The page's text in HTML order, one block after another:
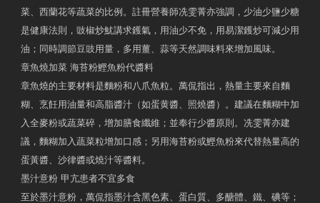
菜、西蘭花等蔬菜的比例。註冊營養師冼雯菁亦強調，少油少鹽少糖
是健康法則，豉椒炒魷講求鑊氣，用油少不免，用易潔鑊炒可減少用
油；同時調節豆豉用量，多用薑、蒜等天然調味料來增加風味。
章魚燒加菜 海苔粉鰹魚粉代醬料
章魚燒的主要材料是麵粉和八爪魚粒。萬侃指出，熱量主要來自麵
糊、烹飪用油量和高脂醬汁（如蛋黄醬、照燒醬）。建議在麵糊中加
入全麥粉或蔬菜碎，增加膳食纖維；並奉行少醬原則。冼雯菁亦建
議，麵糊加入蔬菜粒增加口感；另用海苔粉或鰹魚粉來代替熱量高的
蛋黃醬、沙律醬或燒汁等醬料。
墨汁意粉 甲亢患者不宜多食
至於墨汁意粉，萬侃指墨汁含黑色素、蛋白質、多醣體、鐵、碘等；